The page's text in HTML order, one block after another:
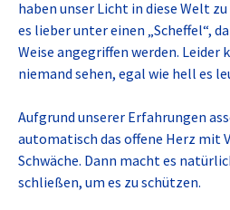
haben unser Licht in diese Welt
es lieber unter einen „Scheffel“,
Weise angegriffen werden. Leider
niemand sehen, egal wie hell es
Aufgrund unserer Erfahrungen
automatisch das offene Herz mit
Schwäche. Dann macht es
schließen, um es zu schützen.